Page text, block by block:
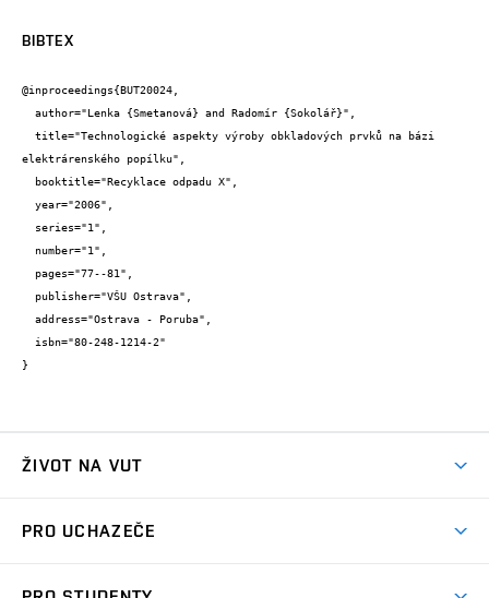
BIBTEX
@inproceedings{BUT20024,
elektrárenského popílku",
}
ŽIVOT NA VUT
Koleje
PRO UCHAZEČE